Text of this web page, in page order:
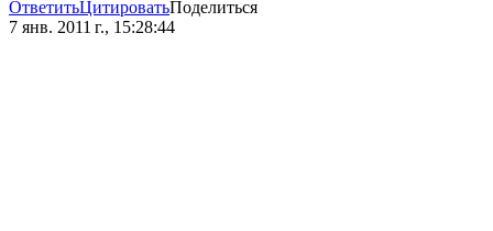
ОтветитьЦитироватьПоделиться
7 янв. 2011 г., 15:28:44